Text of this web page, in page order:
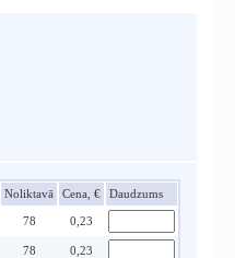
Noliktavā Cena, € Daudzums
78 0,23
78 0,23